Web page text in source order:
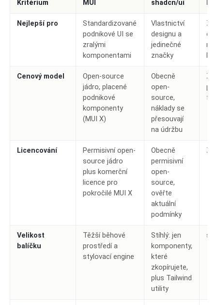
Kritérium MUI shadcn/ui
Nejlepší pro
Standardizované
podnikové UI se
zralými
komponentami
Vlastnictví
designu a
jedinečné
značky
Cenový model
Open-source
jádro, placené
podnikové
komponenty
(MUI X)
Obecně
open-
source,
náklady se
přesouvají
na údržbu
Licencování
Permisivní open-
source jádro
plus komerční
licence pro
pokročilé MUI X
Obecně
permisivní
open-
source,
ověřte
aktuální
podmínky
Velikost
balíčku
Těžší běhové
prostředí a
stylovací engine
Stíhlý: jen
komponenty,
které
zkopírujete,
plus Tailwind
utility